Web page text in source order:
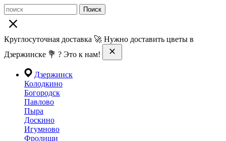
Поиск
Круглосуточная доставка 🚀 Нужно доставить цветы в
Дзержинске 💐 ? Это к нам!
Дзержинск
Колодкино
Богородск
Павлово
Пыра
Доскино
Игумново
Фролищи